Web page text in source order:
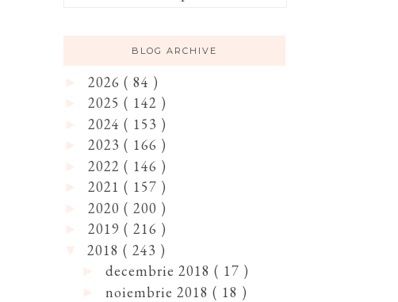
BLOG ARCHIVE
2026 ( 84 )
2025 ( 142 )
2024 ( 153 )
2023 ( 166 )
2022 ( 146 )
2021 ( 157 )
2020 ( 200 )
2019 ( 216 )
2018 ( 243 )
decembrie 2018 ( 17 )
noiembrie 2018 ( 18 )